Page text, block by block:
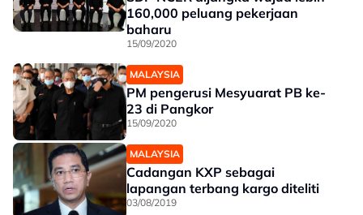
160,000 peluang pekerjaan
baharu
15/09/2020
MALAYSIA
PM pengerusi Mesyuarat PB ke-
23 di Pangkor
15/09/2020
MALAYSIA
Cadangan KXP sebagai
lapangan terbang kargo diteliti
03/08/2019